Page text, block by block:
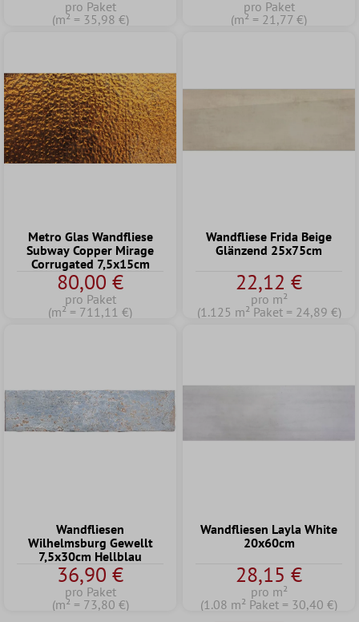
pro Paket
(m² = 35,98 €)
pro Paket
(m² = 21,77 €)
Metro Glas Wandfliese
Subway Copper Mirage
Corrugated 7,5x15cm
80,00 €
pro Paket
(m² = 711,11 €)
Wandfliese Frida Beige
Glänzend 25x75cm
22,12 €
pro m²
(1.125 m² Paket = 24,89 €)
Wandfliesen
Wilhelmsburg Gewellt
7,5x30cm Hellblau
36,90 €
pro Paket
(m² = 73,80 €)
Wandfliesen Layla White
20x60cm
28,15 €
pro m²
(1.08 m² Paket = 30,40 €)